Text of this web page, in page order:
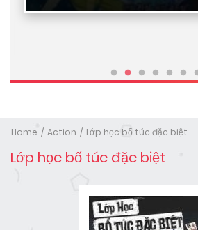
Home Action Lớp học bổ túc đặc biệt
Lớp học bổ túc đặc biệt